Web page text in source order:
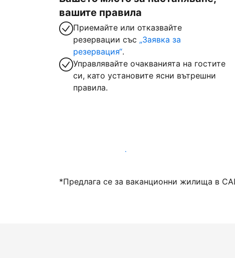
вашите правила
Приемайте или отказвайте
резервации със „Заявка за
резервация“.
Управлявайте очакванията на гостите
си, като установите ясни вътрешни
правила.
Посрещайте гости с нас днес
*Предлага се за ваканционни жилища в